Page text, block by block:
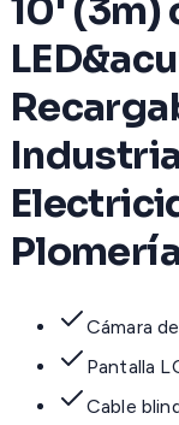
10' (3m)
Cámara
Pantalla
Cable